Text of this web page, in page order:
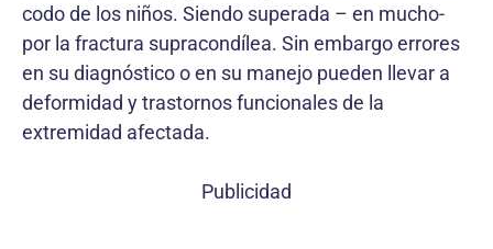
codo de los niños. Siendo superada – en mucho-
por la fractura supracondílea. Sin embargo errores
en su diagnóstico o en su manejo pueden llevar a
deformidad y trastornos funcionales de la
extremidad afectada.
Publicidad